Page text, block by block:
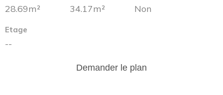
28.69m² 34.17m² Non
Etage
--
Demander le plan